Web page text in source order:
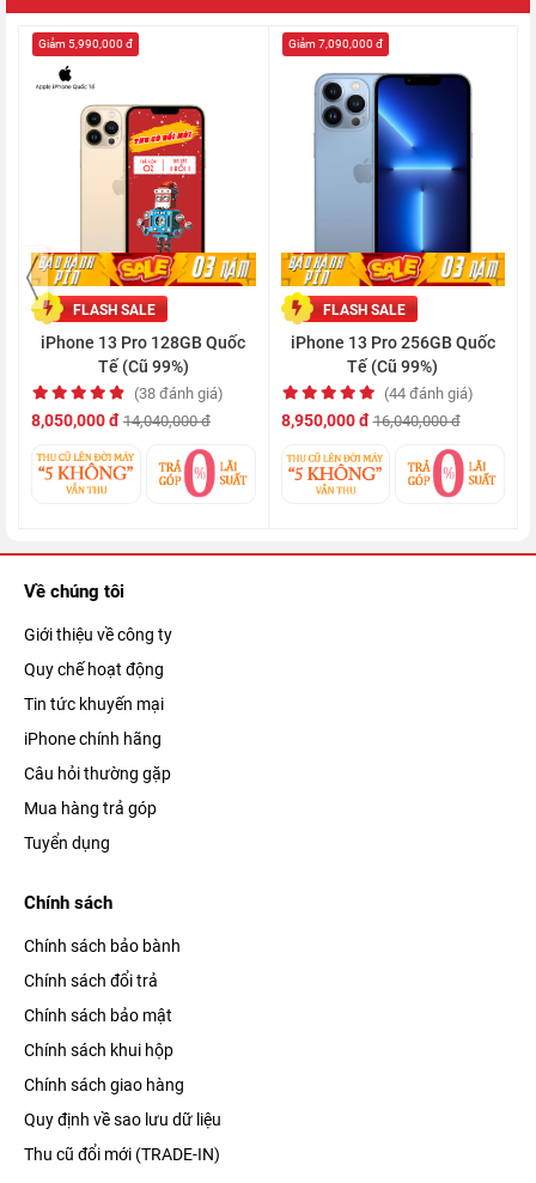
Với tấm nền OLED có số điểm ảnh lên đến 1170 x 2532 pixels
cùng độ sáng đạt 1200 nits, giúp thể hiện tốt nhiều nội dung
hơn khi đặt dưới ánh mặt trời, sắc đen hiển thị sâu, sắc sáng
tươi tắn và khung hình sinh động như thực.
đến 120 Hz, cho mọi thao tác chuyển cảnh khi lướt ngón tay
trên màn hình trở nên mượt mà hơn, đồng thời hiệu ứng thị
giác khi trải nghiệm cũng cực kỳ mãn nhãn.
FLASH SALE
iPhone 13 Pro 128GB Quốc
Tế (Cũ 99%)
(38 đánh giá)
8,050,000 đ 14,040,000 đ
Giảm 5,990,000 đ
FLASH SALE
iPhone 13 Pro 256GB Quốc
Tế (Cũ 99%)
(44 đánh giá)
8,950,000 đ 16,040,000 đ
Giảm 7,090,000 đ
Về chúng tôi
Giới thiệu về công ty
Quy chế hoạt động
Tin tức khuyến mại
iPhone chính hãng
Câu hỏi thường gặp
Mua hàng trả góp
Tuyển dụng
Chính sách
Chính sách bảo bành
Chính sách đổi trả
Chính sách bảo mật
Chính sách khui hộp
Chính sách giao hàng
Quy định về sao lưu dữ liệu
Thu cũ đổi mới (TRADE-IN)